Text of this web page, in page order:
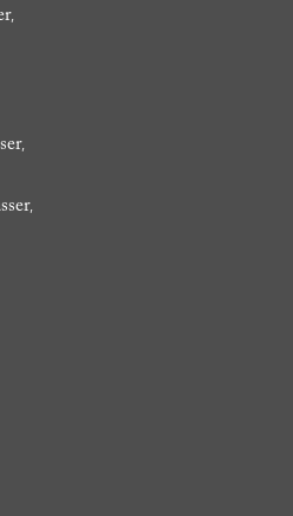
,
,
,